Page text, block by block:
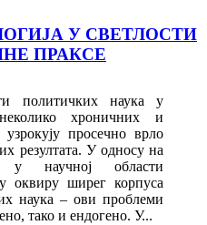
У СВЕТЛОСТИ
ПРАКСЕ
политичких наука у
хроничних и
просечно врло
резултата. У односу на
у научној области
оквиру ширег корпуса
наука – ови проблеми
тако и ендогено. У...